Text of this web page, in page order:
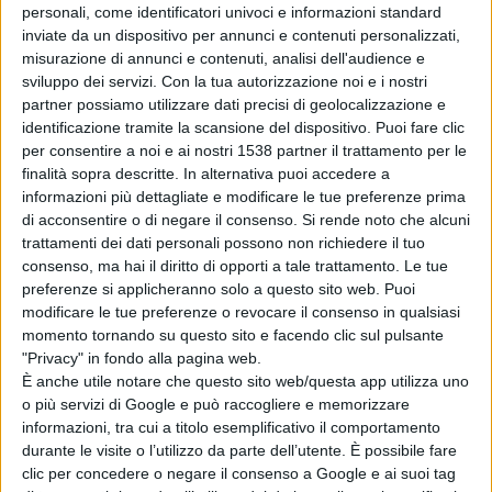
personali, come identificatori univoci e informazioni standard
inviate da un dispositivo per annunci e contenuti personalizzati,
misurazione di annunci e contenuti, analisi dell'audience e
sviluppo dei servizi. Con la tua autorizzazione noi e i nostri
partner possiamo utilizzare dati precisi di geolocalizzazione e
identificazione tramite la scansione del dispositivo. Puoi fare clic
per consentire a noi e ai nostri 1538 partner il trattamento per le
finalità sopra descritte. In alternativa puoi accedere a
informazioni più dettagliate e modificare le tue preferenze prima
di acconsentire o di negare il consenso. Si rende noto che alcuni
trattamenti dei dati personali possono non richiedere il tuo
consenso, ma hai il diritto di opporti a tale trattamento. Le tue
preferenze si applicheranno solo a questo sito web. Puoi
modificare le tue preferenze o revocare il consenso in qualsiasi
momento tornando su questo sito e facendo clic sul pulsante
"Privacy" in fondo alla pagina web.
È anche utile notare che questo sito web/questa app utilizza uno
o più servizi di Google e può raccogliere e memorizzare
informazioni, tra cui a titolo esemplificativo il comportamento
durante le visite o l’utilizzo da parte dell’utente. È possibile fare
clic per concedere o negare il consenso a Google e ai suoi tag
giornata di martedì per poi portarsi, entro mercoledì,
sullo Ionio. Si segnala anche un progressivo rinforzo dei
venti dai quadranti settentrionali che risulteranno anche
di burrasca. Da mercoledì notte/giovedì, assisteremo ad
una nuova rimonta anticiclonica che garantirà un
graduale miglioramento del tempo ovunque.
Per quanto riguarda l’Abruzzo:
Nel corso delle ore pomeridiane ed in serata si
verificheranno precipitazioni anche consistenti sui
settori occidentali della nostra regione e la neve cadrà a
quote superiori i 1700m. Tra domani e mercoledì,
successivamente, assisteremo a rovesci di moderata o